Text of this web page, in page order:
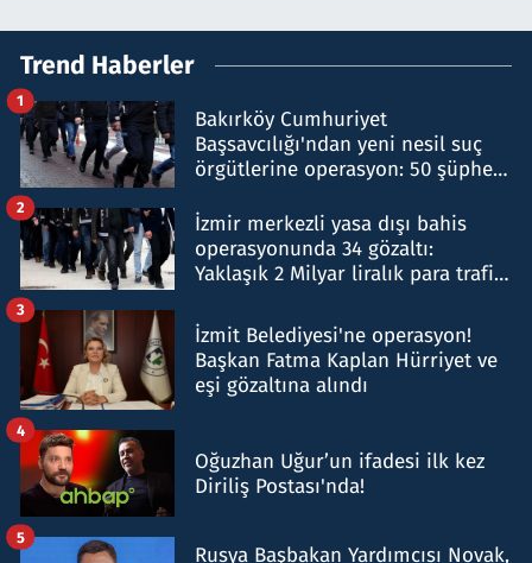
Trend Haberler
Bakırköy Cumhuriyet
Başsavcılığı'ndan yeni nesil suç
örgütlerine operasyon: 50 şüpheli
1
İzmir merkezli yasa dışı bahis
operasyonunda 34 gözaltı:
Yaklaşık 2 Milyar liralık para trafiği
2
İzmit Belediyesi'ne operasyon!
Başkan Fatma Kaplan Hürriyet ve
eşi gözaltına alındı
3
Oğuzhan Uğur’un ifadesi ilk kez
Diriliş Postası'nda!
4
Rusya Başbakan Yardımcısı Novak,
5